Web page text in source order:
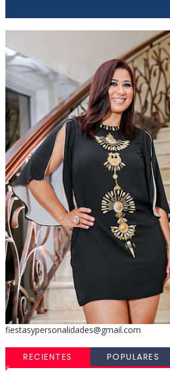
fiestasypersonalidades@gmail.com
RECIENTES POPULARES